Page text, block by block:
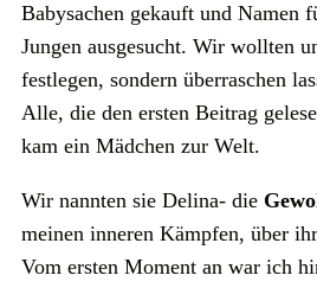
Babysachen gekauft und Namen
Jungen ausgesucht. Wir wollten
festlegen, sondern überraschen
Alle, die den ersten Beitrag
kam ein Mädchen zur Welt.
Wir nannten sie Delina- die
meinen inneren Kämpfen, über
Vom ersten Moment an war ich